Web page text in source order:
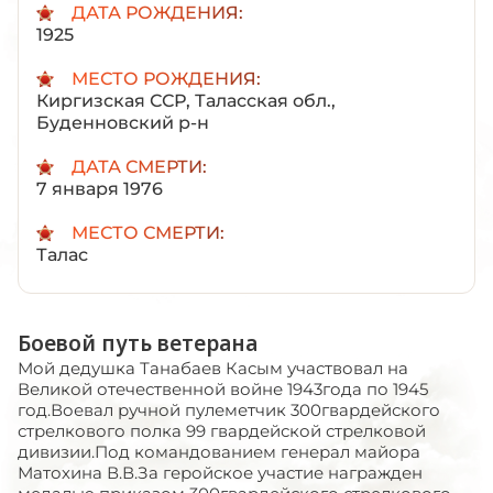
ДАТА РОЖДЕНИЯ:
1925
МЕСТО РОЖДЕНИЯ:
Киргизская ССР, Таласская обл.,
Буденновский р-н
ДАТА СМЕРТИ:
7 января 1976
МЕСТО СМЕРТИ:
Талас
Боевой путь ветерана
Мой дедушка Танабаев Касым участвовал на
Великой отечественной войне 1943года по 1945
год.Воевал ручной пулеметчик 300гвардейского
стрелкового полка 99 гвардейской стрелковой
дивизии.Под командованием генерал майора
Матохина В.В.За геройское участие награжден